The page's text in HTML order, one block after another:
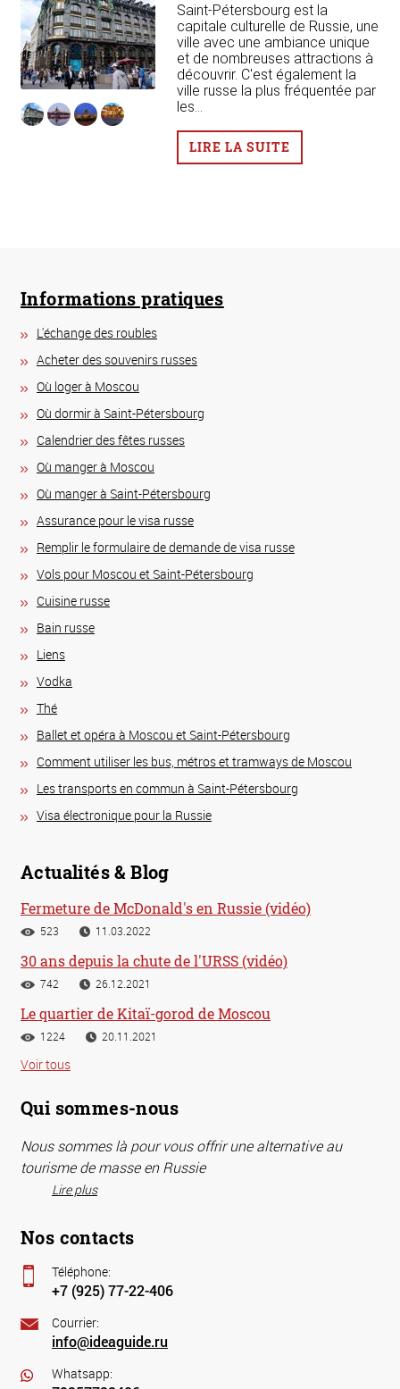
Saint-Pétersbourg est la
capitale culturelle de Russie, une
ville avec une ambiance unique
et de nombreuses attractions à
découvrir. C'est également la
ville russe la plus fréquentée par
les...
LIRE LA SUITE
Informations pratiques
L'échange des roubles
Acheter des souvenirs russes
Où loger à Moscou
Où dormir à Saint-Pétersbourg
Calendrier des fêtes russes
Où manger à Moscou
Où manger à Saint-Pétersbourg
Assurance pour le visa russe
Remplir le formulaire de demande de visa russe
Vols pour Moscou et Saint-Pétersbourg
Сuisine russe
Bain russe
Liens
Vodka
Thé
Ballet et opéra à Moscou et Saint-Pétersbourg
Comment utiliser les bus, métros et tramways de Moscou
Les transports en commun à Saint-Pétersbourg
Visa électronique pour la Russie
Actualités & Blog
Fermeture de McDonald's en Russie (vidéo)
523 11.03.2022
30 ans depuis la chute de l'URSS (vidéo)
742 26.12.2021
Le quartier de Kitaï-gorod de Moscou
1224 20.11.2021
Voir tous
Qui sommes-nous
Nous sommes là pour vous offrir une alternative au
tourisme de masse en Russie
Lire plus
Nos contacts
Téléphone:
+7 (925) 77-22-406
Courrier:
info@ideaguide.ru
Whatsapp: